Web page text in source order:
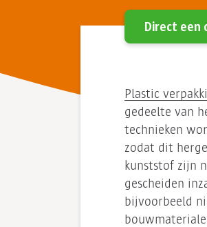
Plastic
gedeelte van
technieken
zodat dit
kunststof zijn
gescheiden
bijvoorbeeld
Direct een